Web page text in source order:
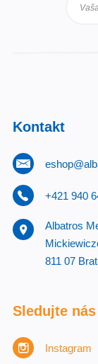
Kontakt
+421 940
Albatros
811 07
Sledujte
Instagram